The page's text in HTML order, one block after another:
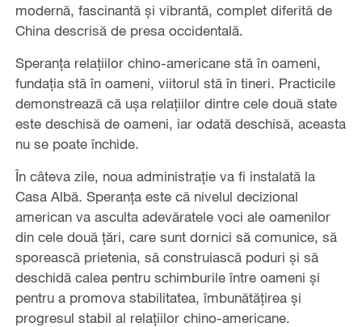
modernă, fascinantă și vibrantă, complet diferită de
China descrisă de presa occidentală.
Speranța relațiilor chino-americane stă în oameni,
fundația stă în oameni, viitorul stă în tineri. Practicile
demonstrează că ușa relațiilor dintre cele două state
este deschisă de oameni, iar odată deschisă, aceasta
nu se poate închide.
În câteva zile, noua administrație va fi instalată la
Casa Albă. Speranța este că nivelul decizional
american va asculta adevăratele voci ale oamenilor
din cele două țări, care sunt dornici să comunice, să
sporească prietenia, să construiască poduri și să
deschidă calea pentru schimburile între oameni și
pentru a promova stabilitatea, îmbunătățirea și
progresul stabil al relațiilor chino-americane.